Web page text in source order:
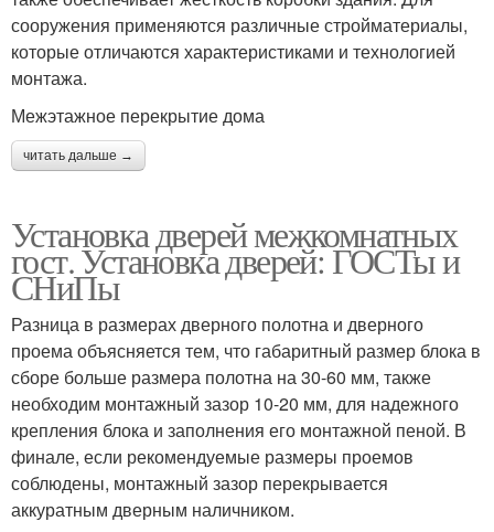
сооружения применяются различные стройматериалы,
которые отличаются характеристиками и технологией
монтажа.
Межэтажное перекрытие дома
читать дальше →
Установка дверей межкомнатных
гост. Установка дверей: ГОСТы и
СНиПы
Разница в размерах дверного полотна и дверного
проема объясняется тем, что габаритный размер блока в
сборе больше размера полотна на 30-60 мм, также
необходим монтажный зазор 10-20 мм, для надежного
крепления блока и заполнения его монтажной пеной. В
финале, если рекомендуемые размеры проемов
соблюдены, монтажный зазор перекрывается
аккуратным дверным наличником.